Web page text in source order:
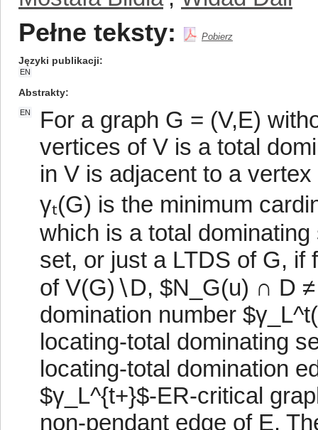
Pełne teksty: Pobierz
Języki publikacji
EN
Abstrakty
EN
For a graph G = (V,E)
vertices of V is a total
in V is adjacent to a
γₜ(G) is the minimum
which is a total
set, or just a LTDS of G,
of V(G)∖D, $N_G(u) ∩ D
domination number
locating-total dominating
locating-total domination
$γ_L^{t+}$-ER-critical
non-pendant edge of E.